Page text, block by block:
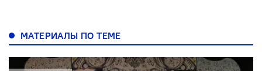
МАТЕРИАЛЫ ПО ТЕМЕ